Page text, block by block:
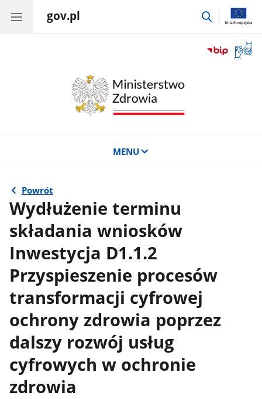
gov.pl
przejdź
okno
MENU
Powrót
Wydłużenie terminu
składania wniosków
Inwestycja D1.1.2
Przyspieszenie procesów
transformacji cyfrowej
ochrony zdrowia poprzez
dalszy rozwój usług
cyfrowych w ochronie
zdrowia